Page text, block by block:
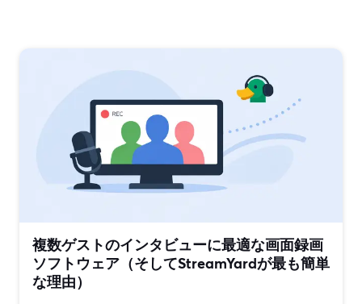
複数ゲストのインタビューに最適な画面録画
ソフトウェア（そしてStreamYardが最も簡単
な理由）